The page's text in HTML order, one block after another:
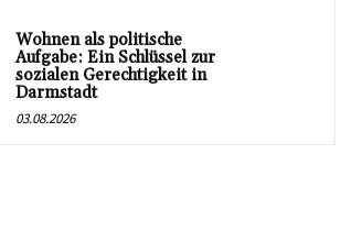
Wohnen als politische
Aufgabe: Ein Schlüssel zur
sozialen Gerechtigkeit in
Darmstadt
03.08.2026